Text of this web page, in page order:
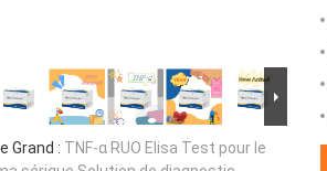
Grand : TNF-α RUO Elisa Test pour le